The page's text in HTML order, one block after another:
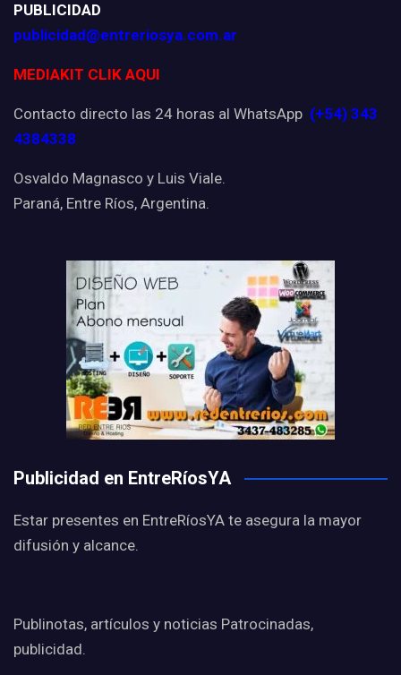
PUBLICIDAD
publicidad@entreriosya.com.ar
MEDIAKIT CLIK AQUI
Contacto directo las 24 horas al WhatsApp (+54) 343
4384338
Osvaldo Magnasco y Luis Viale.
Paraná, Entre Ríos, Argentina.
Publicidad en EntreRíosYA
Estar presentes en EntreRíosYA te asegura la mayor
difusión y alcance.
Publinotas, artículos y noticias Patrocinadas,
publicidad.